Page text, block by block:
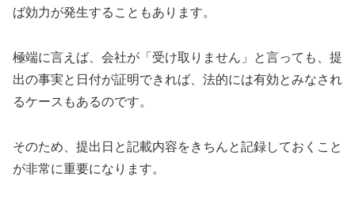
ば効力が発生することもあります。
極端に言えば、会社が「受け取りません」と言っても、提
出の事実と日付が証明できれば、法的には有効とみなされ
るケースもあるのです。
そのため、提出日と記載内容をきちんと記録しておくこと
が非常に重要になります。